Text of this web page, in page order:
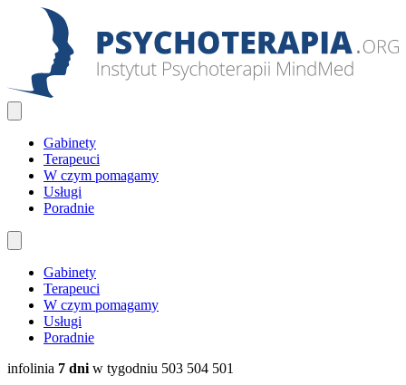
Gabinety
Terapeuci
W czym pomagamy
Usługi
Poradnie
Gabinety
Terapeuci
W czym pomagamy
Usługi
Poradnie
infolinia 7 dni w tygodniu 503 504 501